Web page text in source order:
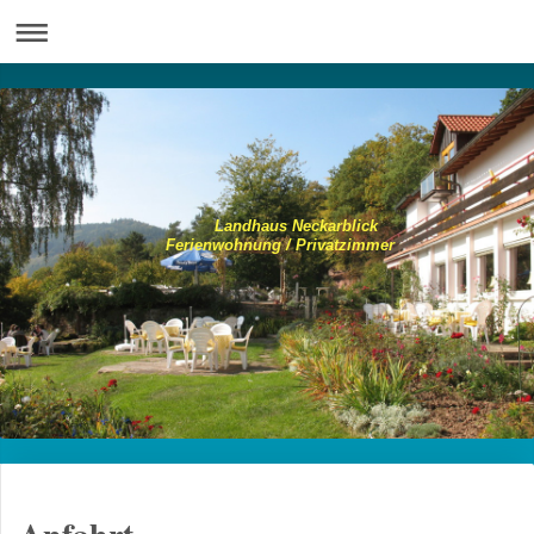
Landhaus Neckarblick
/ Privatzimmer